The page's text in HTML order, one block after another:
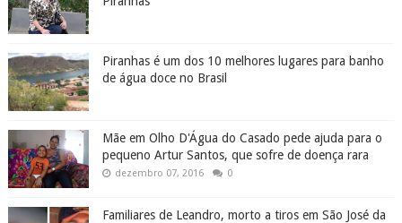
Piranhas é um dos 10 melhores lugares para banho
de água doce no Brasil
Mãe em Olho D'Água do Casado pede ajuda para o
pequeno Artur Santos, que sofre de doença rara
dezembro 07, 2016 0
Familiares de Leandro, morto a tiros em São José da